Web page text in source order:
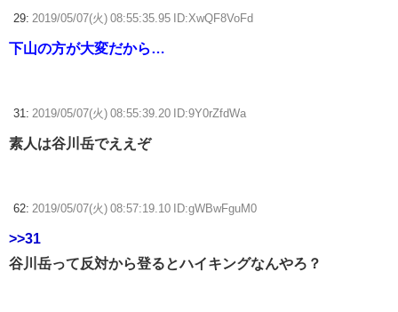
29: 2019/05/07(火) 08:55:35.95 ID:XwQF8VoFd
下山の方が大変だから…
31: 2019/05/07(火) 08:55:39.20 ID:9Y0rZfdWa
素人は谷川岳でええぞ
62: 2019/05/07(火) 08:57:19.10 ID:gWBwFguM0
>>31
谷川岳って反対から登るとハイキングなんやろ？